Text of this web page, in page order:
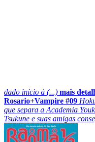
dado início à (...) mais
Rosario+Vampire #09
que separa a Academia
Tsukune e suas amigas